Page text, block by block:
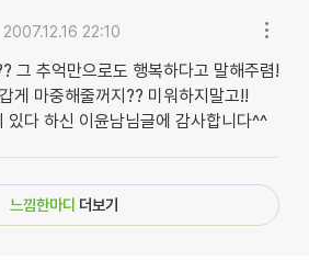
2007.12.16 22:10
그 추억만으로도 행복하다고 말해주렴!
게 마중해줄꺼지?? 미워하지말고!!
있다 하신 이윤남님글에 감사합니다^^
느낌한마디 더보기